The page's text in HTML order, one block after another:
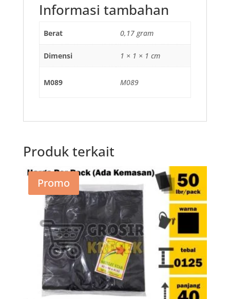
Informasi tambahan
Berat 0,17 gram
Dimensi 1 × 1 × 1 cm
M089 M089
Produk terkait
Promo